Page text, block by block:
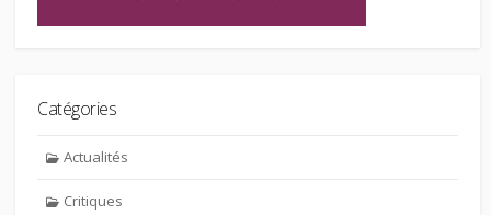
Catégories
Actualités
Critiques